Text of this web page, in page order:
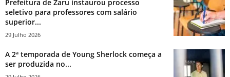
Prefeitura de Zaru instaurou processo
seletivo para professores com salário
superior...
29 Julho 2026
A 2ª temporada de Young Sherlock começa a
ser produzida no...